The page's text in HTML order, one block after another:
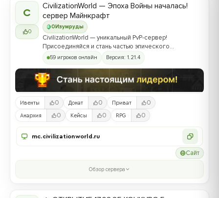
C
0
0 Изумруды
CivilizationWorld — Эпоха Войны началась!
сервер Майнкрафт
CivilizationWorld — уникальный PvP-сервер!
Присоединяйся и стань частью эпического
противостояния между Альвами и Йотунами!
59 игроков онлайн Версия: 1.21.4
Ивенты 0 Донат 0 Приват 0
Анархия 0 Кейсы 0 RPG 0
mc.civilizationworld.ru
Сайт
Обзор сервера